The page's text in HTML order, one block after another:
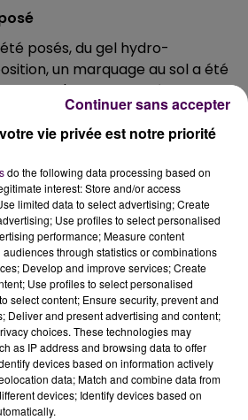
posés, du gel hydro-
un marquage au sol a été
s'appliquent désormais :
en simultané dans
l'obligation de venir
port du masque.
quarantaine
tous les ouvrages retournés à
seront"mis en quarantaine"
de pouvoir être empruntés de
personnes. Et, attention, les
"pour tenir compte des
explique la municipalité.
vie privée est notre priorité
do the following data processing based on
interest: Store and/or access
limited data to select advertising; Create
Use profiles to select personalised
performance; Measure content
through statistics or combinations
Develop and improve services; Create
Use profiles to select personalised
select content; Ensure security, prevent and
Deliver and present advertising and content;
choices. These technologies may
as IP address and browsing data to offer
devices based on information actively
data; Match and combine data from
devices; Identify devices based on
Continuer sans accepter